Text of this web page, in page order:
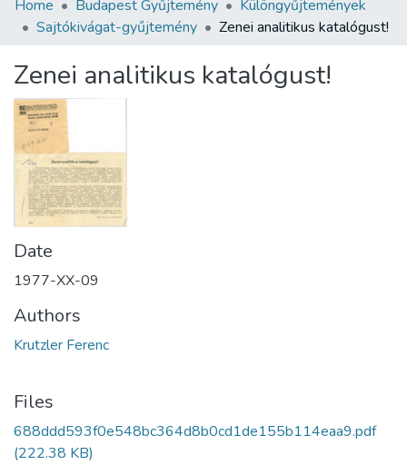
Communities & Collections
Statistics
About us
Home Budapest Gyűjtemény
Különgyűjtemények
Sajtókivágat-gyűjtemény
Zenei analitikus katalógust!
Zenei analitikus katalógust!
Date
1977-XX-09
Authors
Krutzler Ferenc
Files
688ddd593f0e548bc364d8b0cd1de155b114eaa9.pdf
(222.38 KB)